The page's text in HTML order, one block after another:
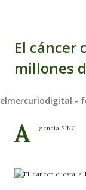
El cáncer
millones
elmercuriodigital.-
A gencia SINC